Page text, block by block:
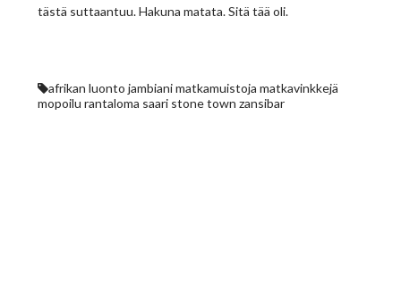
tästä suttaantuu. Hakuna matata. Sitä tää oli.
afrikan luonto jambianimatkamuistoja matkavinkkejä
mopoilu rantaloma saari stone town zansibar